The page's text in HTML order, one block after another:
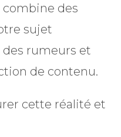
combine des
sujet
des rumeurs et
de contenu.
cette réalité et